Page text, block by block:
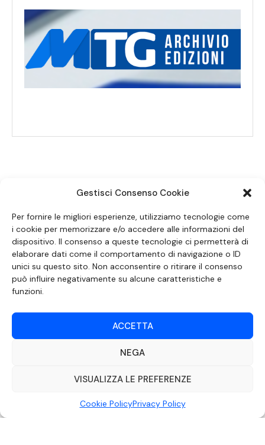
Gestisci Consenso Cookie
Per fornire le migliori esperienze, utilizziamo tecnologie come
i cookie per memorizzare e/o accedere alle informazioni del
dispositivo. Il consenso a queste tecnologie ci permetterà di
elaborare dati come il comportamento di navigazione o ID
unici su questo sito. Non acconsentire o ritirare il consenso
può influire negativamente su alcune caratteristiche e
funzioni.
ACCETTA
NEGA
VISUALIZZA LE PREFERENZE
Cookie PolicyPrivacy Policy
SEGUICI SUI SOCIAL
DOCUMENTO REDATTO AI SENSI DELL’ART. 6 DEL DECRETO DEL MINISTRO
AUTOREGOLAMENTAZIONE IN MATERIA DI ATTUAZIONE DEL PRINCIPIO DEL
©2022 Video Mediterraneo – Realizzato da
Tutti i diritti riservati |